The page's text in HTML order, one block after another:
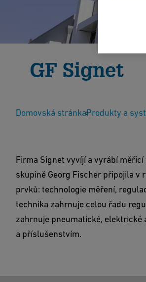
GF Signet
korozivními látkami.
Domovská stránkaProdukty a
Firma Signet vyvíjí a vyrábí
skupině Georg Fischer připojila
prvků: technologie měření,
technika zahrnuje celou řadu
zahrnuje pneumatické,
a příslušenstvím.